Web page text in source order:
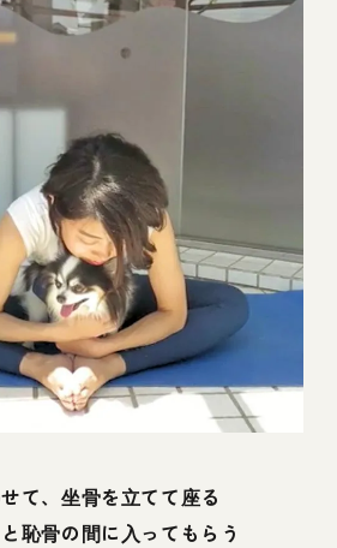
て、坐骨を立てて座る
恥骨の間に入ってもらう